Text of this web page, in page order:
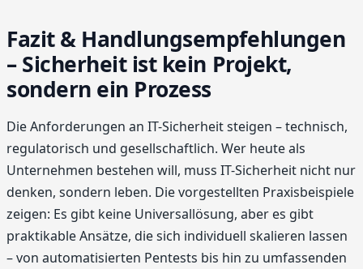
Fazit & Handlungsempfehlungen
– Sicherheit ist kein Projekt,
sondern ein Prozess
Die Anforderungen an IT-Sicherheit steigen – technisch,
regulatorisch und gesellschaftlich. Wer heute als
Unternehmen bestehen will, muss IT-Sicherheit nicht nur
denken, sondern leben. Die vorgestellten Praxisbeispiele
zeigen: Es gibt keine Universallösung, aber es gibt
praktikable Ansätze, die sich individuell skalieren lassen
– von automatisierten Pentests bis hin zu umfassenden